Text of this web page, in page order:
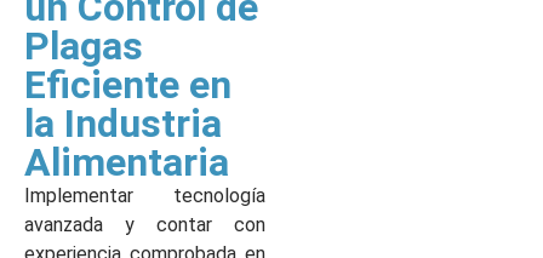
Plagas
Eficiente en
la Industria
Alimentaria
Implementar tecnología
avanzada y contar con